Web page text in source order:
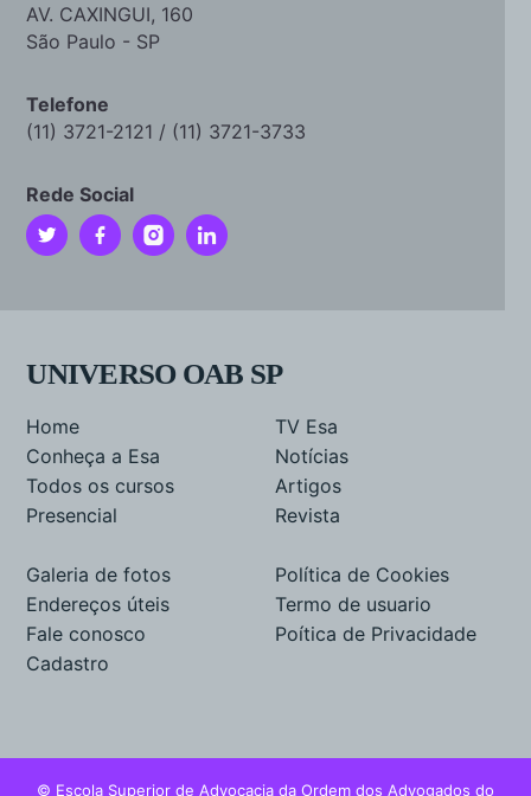
AV. CAXINGUI, 160
São Paulo - SP
Telefone
(11) 3721-2121 / (11) 3721-3733
Rede Social
UNIVERSO OAB SP
Home
Conheça a Esa
Todos os cursos
Presencial
TV Esa
Notícias
Artigos
Revista
Galeria de fotos
Endereços úteis
Fale conosco
Cadastro
Política de Cookies
Termo de usuario
Poítica de Privacidade
© Escola Superior de Advocacia da Ordem dos Advogados do